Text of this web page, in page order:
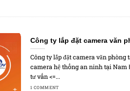
Công ty lắp đặt camera văn
Công ty lắp đặt camera văn
camera hệ thống an ninh tại Nam
tư vấn <=...
1 COMMENT